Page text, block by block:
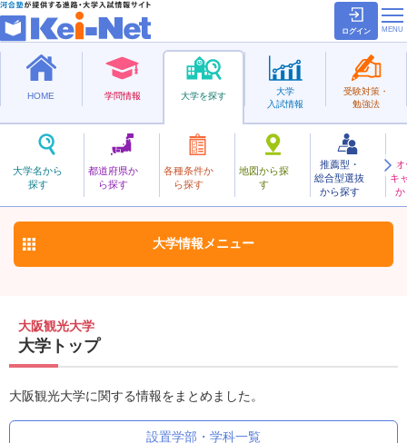
ログイン
HOME 学問情報 大学を探す
大学名から
探す
都道府県か
ら探す
各種条件か
ら探す
地図から探
す
推薦型・
総合型選抜
から探す
キ
か
大学
入試情報
受験対策・
勉強法
私立
おおさかかんこう
大阪観光大学 お気に入り
大学情報 メニュー
大阪観光大学
大学トップ
大阪観光大学に関する情報をまとめました。
設置学部・学科一覧